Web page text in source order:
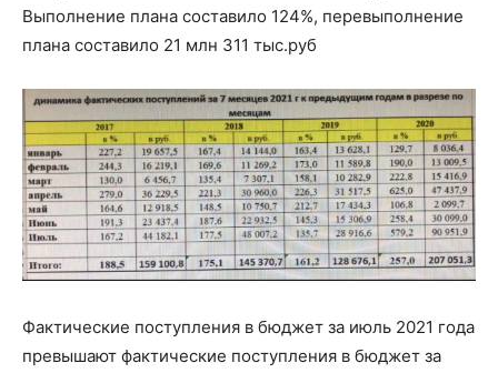
Выполнение плана составило 124%, перевыполнение
плана составило 21 млн 311 тыс.руб
Фактические поступления в бюджет за июль 2021 года
превышают фактические поступления в бюджет за